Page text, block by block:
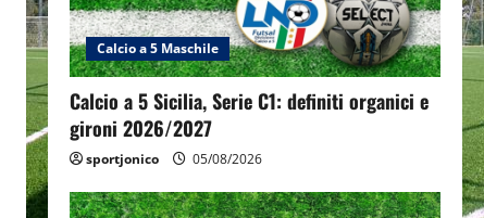
Calcio a 5 Maschile
Calcio a 5 Sicilia, Serie C1: definiti organici e
gironi 2026/2027
sportjonico 05/08/2026